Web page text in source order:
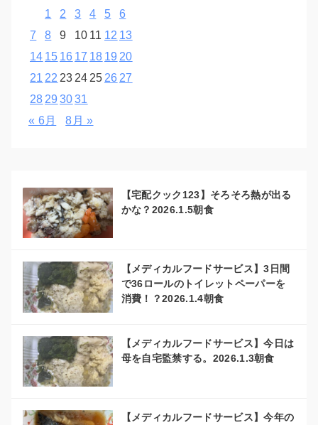
1
2 3 4 5
6
7
8 9 10 11 12 13
14 15 16 17 18 19 20
21 22 23 24 25 26 27
28 29 3031
« 6月
8月 »
【宅配クック123】そろそろ熱が出る
かな？2026.1.5朝食
【メディカルフードサービス】3日間
で36ロールのトイレットペーパーを
消費！？2026.1.4朝食
【メディカルフードサービス】今日は
母を自宅監禁する。2026.1.3朝食
【メディカルフードサービス】今年の